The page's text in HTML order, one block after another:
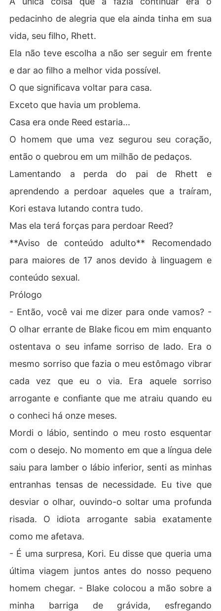
Alexis e sua filha de três anos estavam fugindo de seu
passado, e Colt estava procurando por seu futuro. Nen
hum dos dois planejava encontrar a salvação um no out
ro. Uma noite mudou tudo....
pedacinho de alegria que ela ainda tinha em sua
vida, seu filho, Rhett.
Ela não teve escolha a não ser seguir em frente
e dar ao filho a melhor vida possível.
O que significava voltar para casa.
Exceto que havia um problema.
Casa era onde Reed estaria...
O homem que uma vez segurou seu coração,
então o quebrou em um milhão de pedaços.
Lamentando a perda do pai de Rhett e
aprendendo a perdoar aqueles que a traíram,
Kori estava lutando contra tudo.
Mas ela terá forças para perdoar Reed?
**Aviso de conteúdo adulto** Recomendado
para maiores de 17 anos devido à linguagem e
conteúdo sexual.
Prólogo
- Então, você vai me dizer para onde vamos? -
O olhar errante de Blake ficou em mim enquanto
ostentava o seu infame sorriso de lado. Era o
mesmo sorriso que fazia o meu estômago vibrar
cada vez que eu o via. Era aquele sorriso
arrogante e confiante que me atraiu quando eu
o conheci há onze meses.
Mordi o lábio, sentindo o meu rosto esquentar
com o desejo. No momento em que a língua dele
saiu para lamber o lábio inferior, senti as minhas
entranhas tensas de necessidade. Eu tive que
desviar o olhar, ouvindo-o soltar uma profunda
risada. O idiota arrogante sabia exatamente
como me afetava.
- É uma surpresa, Kori. Eu disse que queria uma
última viagem juntos antes do nosso pequeno
homem chegar. - Blake colocou a mão sobre a
minha barriga de grávida, esfregando